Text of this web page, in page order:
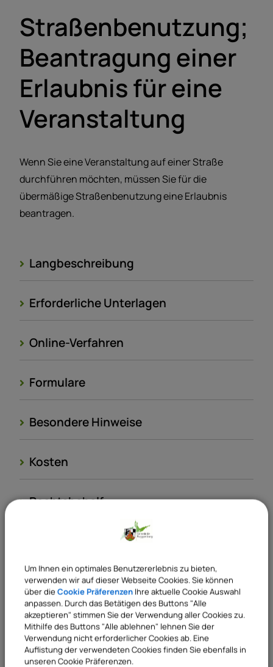
Straßenbenutzung;
Beantragung einer
Erlaubnis für eine
Veranstaltung
Wenn Sie eine Veranstaltung auf einer Straße
durchführen möchten, müssen Sie für die
übermäßige Straßenbenutzung eine Erlaubnis
beantragen.
Langbeschreibung
Erforderliche Unterlagen
Online-Verfahren
Formulare
Besondere Hinweise
Kosten
Rechtsbehelf
Rechtsgrundlagen
Verantwortliche Behörde
Sachgebiete
31 Kämmerei
Um Ihnen ein optimales Benutzererlebnis zu bieten,
verwenden wir auf dieser Webseite Cookies. Sie können
über die Cookie Präferenzen Ihre aktuelle Cookie Auswahl
anpassen. Durch das Betätigen des Buttons "Alle
akzeptieren" stimmen Sie der Verwendung aller Cookies zu.
Mithilfe des Buttons "Alle ablehnen" lehnen Sie der
Verwendung nicht erforderlicher Cookies ab. Eine
Auflistung der verwendeten Cookies finden Sie ebenfalls in
unseren Cookie Präferenzen.